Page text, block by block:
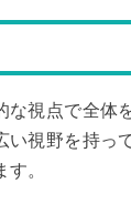
な視点で全体
い視野を持っ
。